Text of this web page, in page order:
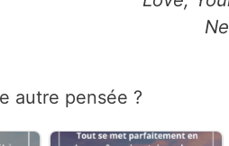
autre pensée ?